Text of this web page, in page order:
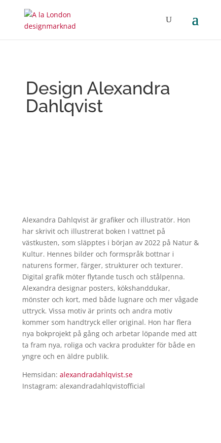
Design Alexandra
Dahlqvist
Alexandra Dahlqvist är grafiker och illustratör. Hon
har skrivit och illustrerat boken I vattnet på
västkusten, som släpptes i början av 2022 på Natur &
Kultur. Hennes bilder och formspråk bottnar i
naturens former, färger, strukturer och texturer.
Digital grafik möter flytande tusch och stålpenna.
Alexandra designar posters, kökshanddukar,
mönster och kort, med både lugnare och mer vågade
uttryck. Vissa motiv är prints och andra motiv
kommer som handtryck eller original. Hon har flera
nya bokprojekt på gång och arbetar löpande med att
ta fram nya, roliga och vackra produkter för både en
yngre och en äldre publik.
Hemsidan: alexandradahlqvist.se
Instagram: alexandradahlqvistofficial